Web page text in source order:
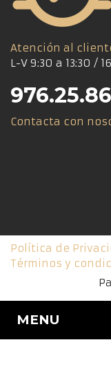
Atención al
L-V 9:30 a 13:30 /
Contacta con
Política de
Términos y
MENU